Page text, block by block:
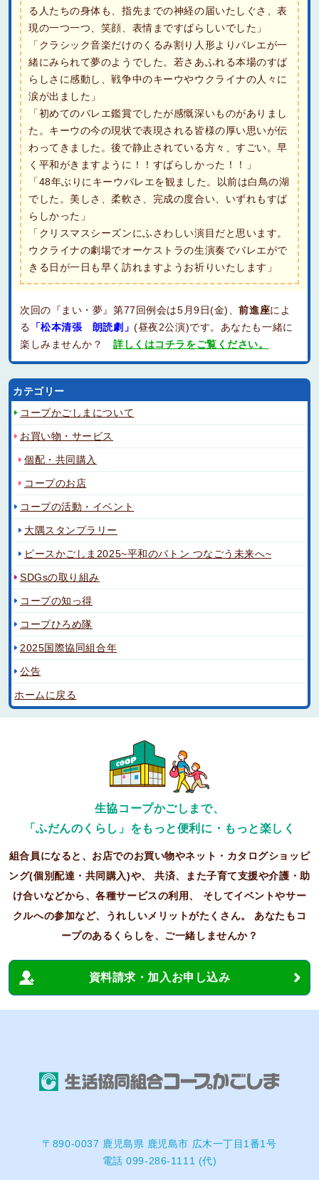
る人たちの身体も、指先までの神経の届いたしぐさ、表
現の一つ一つ、笑顔、表情まですばらしいでした」
「クラシック音楽だけのくるみ割り人形よりバレエが一
緒にみられて夢のようでした。若さあふれる本場のすば
らしさに感動し、戦争中のキーウやウクライナの人々に
涙が出ました」
「初めてのバレエ鑑賞でしたが感慨深いものがありまし
た。キーウの今の現状で表現される皆様の厚い思いが伝
わってきました。後で静止されている方々、すごい。早
く平和がきますように！！すばらしかった！！」
「48年ぶりにキーウバレエを観ました。以前は白鳥の湖
でした。美しさ、柔軟さ、完成の度合い、いずれもすば
らしかった」
「クリスマスシーズンにふさわしい演目だと思います。
ウクライナの劇場でオーケストラの生演奏でバレエがで
きる日が一日も早く訪れますようお祈りいたします」
次回の『まい・夢』第77回例会は5月9日(金)、前進座によ
る 「松本清張 朗読劇」(昼夜2公演)です。あなたも一緒に
楽しみませんか？詳しくはコチラをご覧ください。
カテゴリー
コープかごしまについて
お買い物・サービス
個配・共同購入
コープのお店
コープの活動・イベント
大隅スタンプラリー
ピースかごしま2025~平和のバトン つなごう未来へ~
SDGsの取り組み
コープの知っ得
コープひろめ隊
2025国際協同組合年
公告
ホームに戻る
生協コープかごしまで、
「ふだんのくらし」をもっと便利に・もっと楽しく
組合員になると、お店でのお買い物やネット・カタログショッピ
ング(個別配達・共同購入)や、共済、また子育て支援や介護・助
け合いなどから、各種サービスの利用、
そしてイベントやサー
クルへの参加など、うれしいメリットがたくさん。
あなたもコ
ープのあるくらしを、ご一緒しませんか？
資料請求・加入お申し込み
〒890-0037 鹿児島県 鹿児島市 広木一丁目1番1号
電話 099-286-1111 (代)